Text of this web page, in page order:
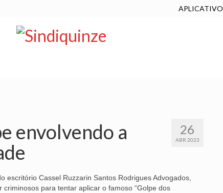
APLICATIVO
26
ABR 2023
envolvendo a
Cassel Ruzzarin Santos Rodrigues Advogados,
para tentar aplicar o famoso “Golpe dos